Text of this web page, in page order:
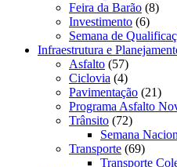
Feira da Barão (8)
Investimento (6)
Semana de
Infraestrutura e
Asfalto (57)
Ciclovia (4)
Pavimentação (21)
Programa Asfalto
Trânsito (72)
Semana
Transporte (69)
Transporte